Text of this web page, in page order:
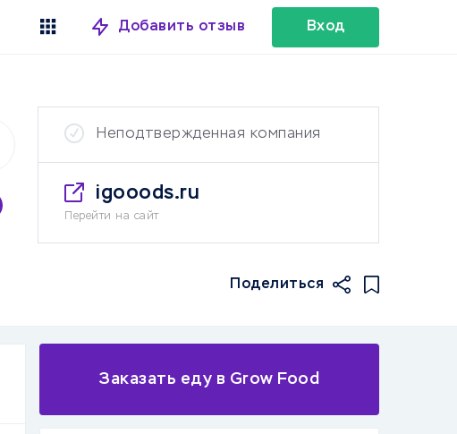
Добавить отзыв Вход
Неподтвержденная компания
igooods.ru
Перейти на сайт
Поделиться
Заказать еду в Grow Food